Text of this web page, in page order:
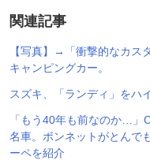
関連記事
【写真】→「衝撃的なカス
キャンピングカー。
スズキ、「ランディ」をハ
「もう40年も前なのか…」
名車。ボンネットがとんで
ーペを紹介